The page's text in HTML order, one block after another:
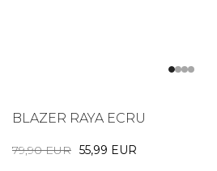
BLAZER RAYA ECRU
79,90 EUR 55,99 EUR